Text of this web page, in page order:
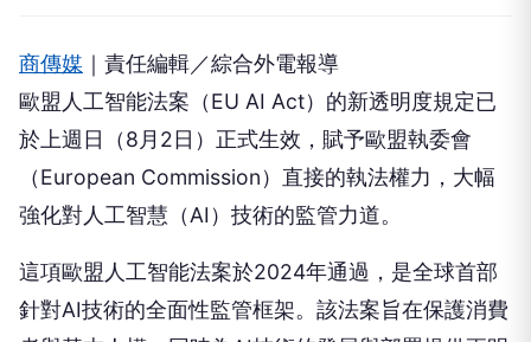
商傳媒 ｜責任編輯／綜合外電報導
歐盟人工智能法案（EU AI Act）的新透明度規定已
於上週日（8月2日）正式生效，賦予歐盟執委會
（European Commission）直接的執法權力，大幅
強化對人工智慧（AI）技術的監管力道。
這項歐盟人工智能法案於2024年通過，是全球首部
針對AI技術的全面性監管框架。該法案旨在保護消費